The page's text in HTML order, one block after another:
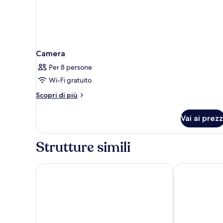
Camera
Per 8 persone
Wi-Fi gratuito
Scopri di più
Altri
Vai ai
Strutture simili
Hotel Florida Magaluf - Adults Only Bahia